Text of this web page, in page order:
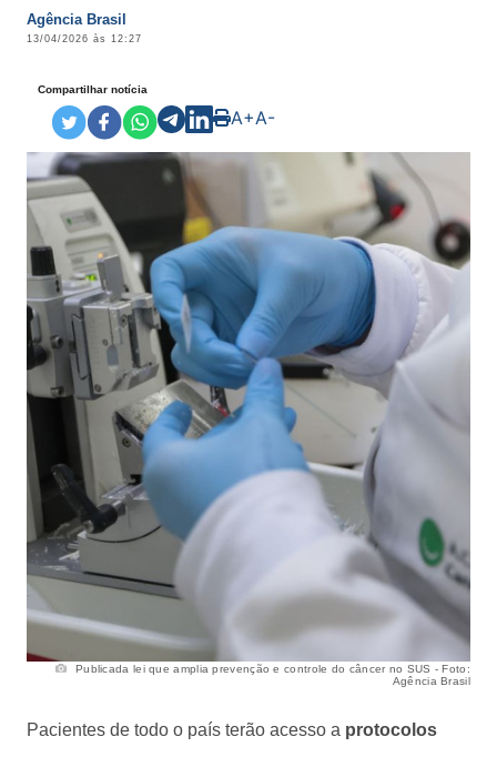
Agência Brasil
13/04/2026 às 12:27
Compartilhar notícia
A+A-
Publicada lei que amplia prevenção e controle do câncer no SUS - Foto:
Agência Brasil
Pacientes de todo o país terão acesso a protocolos